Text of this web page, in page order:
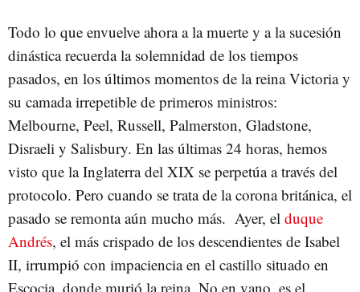
Todo lo que envuelve ahora a la muerte y a la sucesión
dinástica recuerda la solemnidad de los tiempos
pasados, en los últimos momentos de la reina Victoria y
su camada irrepetible de primeros ministros:
Melbourne, Peel, Russell, Palmerston, Gladstone,
Disraeli y Salisbury. En las últimas 24 horas, hemos
visto que la Inglaterra del XIX se perpetúa a través del
protocolo. Pero cuando se trata de la corona británica, el
pasado se remonta aún mucho más. Ayer, el duque
Andrés, el más crispado de los descendientes de Isabel
II, irrumpió con impaciencia en el castillo situado en
Escocia, donde murió la reina. No en vano, es el